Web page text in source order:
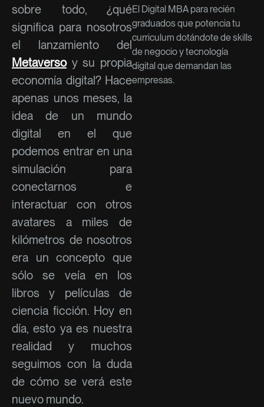
sobre todo, ¿qué
significa para nosotros
el lanzamiento del
Metaversoy su propia
economía digital? Hace
apenas unos meses, la
idea de un mundo
digital en el que
podemos entrar en una
simulación para
conectarnos e
interactuar con otros
avatares a miles de
kilómetros de nosotros
era un concepto que
sólo se veía en los
libros y películas de
ciencia ficción. Hoy en
día, esto ya es nuestra
realidad y muchos
seguimos con la duda
de cómo se verá este
nuevo mundo.
El Digital MBA para recién
graduados que potencia tu
curriculum dotándote de skills
de negocio y tecnología
digital que demandan las
empresas.